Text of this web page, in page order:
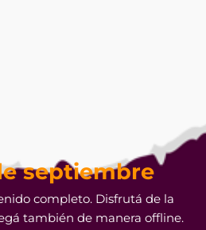
septiembre
completo. Disfrutá de la
también de manera offline.